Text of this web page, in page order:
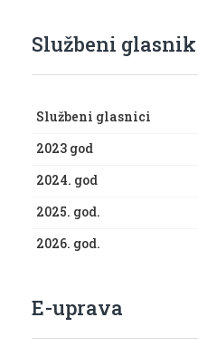
Službeni glasnik
Službeni glasnici
2023 god
2024. god
2025. god.
2026. god.
E-uprava